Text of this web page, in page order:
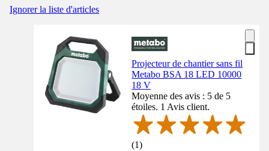
Ignorer la liste d'articles
Projecteur de chantier sans fil
Metabo BSA 18 LED 10000
18 V
Moyenne des avis : 5 de 5
étoiles. 1 Avis client.
(1)